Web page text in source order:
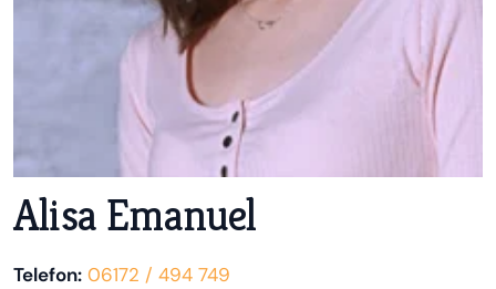
Alisa Emanuel
Telefon: 06172 / 494 749